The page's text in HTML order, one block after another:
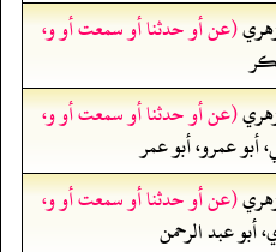
(عن أو حدثنا أو سمعت أو و،
(عن أو حدثنا أو سمعت أو و،
أبو عمرو، أبو عمر
(عن أو حدثنا أو سمعت أو و،
أبو عبد الرحمن